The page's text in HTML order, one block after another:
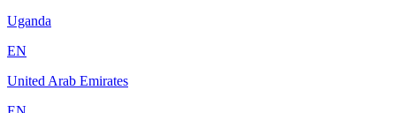
Uganda
EN
United Arab Emirates